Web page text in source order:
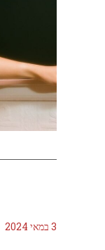
3 במאי 2024